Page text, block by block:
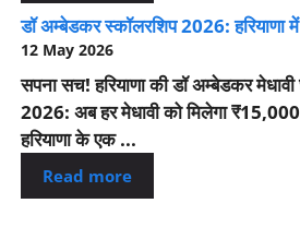
डॉ अम्बेडकर स्कॉलरशिप 2026: हरियाणा
12 May 2026
सपना सच! हरियाणा की डॉ अम्बेडकर
2026: अब हर मेधावी को मिलेगा
हरियाणा के एक ...
Read more